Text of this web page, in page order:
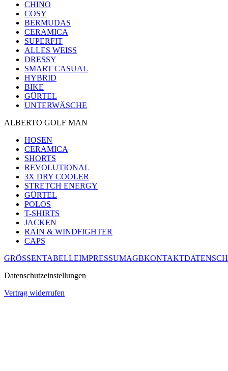
CHINO
COSY
BERMUDAS
CERAMICA
SUPERFIT
ALLES WEISS
DRESSY
SMART CASUAL
HYBRID
BIKE
GÜRTEL
UNTERWÄSCHE
ALBERTO GOLF MAN
HOSEN
CERAMICA
SHORTS
REVOLUTIONAL
3X DRY COOLER
STRETCH ENERGY
GÜRTEL
POLOS
T-SHIRTS
JACKEN
RAIN & WINDFIGHTER
CAPS
GRÖSSENTABELLEIMPRESSUMAGBKONTAKT
Datenschutzeinstellungen
Vertrag widerrufen